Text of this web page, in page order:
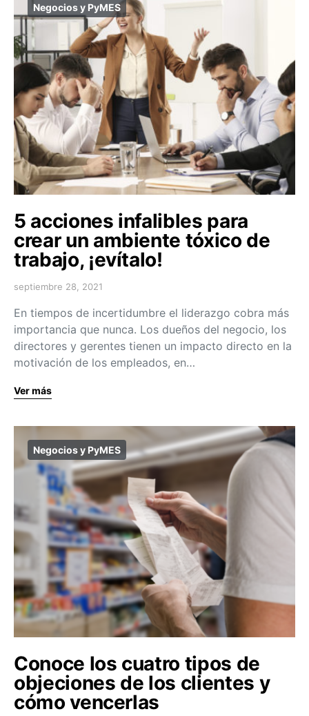
Negocios y PyMES
5 acciones infalibles para
crear un ambiente tóxico de
trabajo, ¡evítalo!
septiembre 28, 2021
En tiempos de incertidumbre el liderazgo cobra más
importancia que nunca. Los dueños del negocio, los
directores y gerentes tienen un impacto directo en la
motivación de los empleados, en…
Ver más
Negocios y PyMES
Conoce los cuatro tipos de
objeciones de los clientes y
cómo vencerlas